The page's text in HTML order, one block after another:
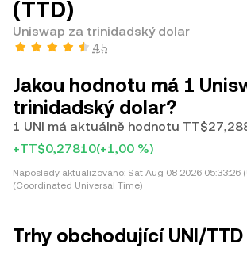
(TTD)
Uniswap za trinidadský dolar
4,5
Jakou hodnotu má 1
trinidadský dolar?
1 UNI má aktuálně hodnotu
+TT$0,27810(+1,00 %)
Naposledy aktualizováno: Sat Aug 08 2026 05:33:26
(Coordinated Universal Time)
Trhy obchodující UNI/TTD